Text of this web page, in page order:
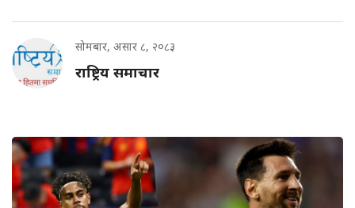
सोमबार, असार ८, २०८३
राष्ट्रिय समाचार